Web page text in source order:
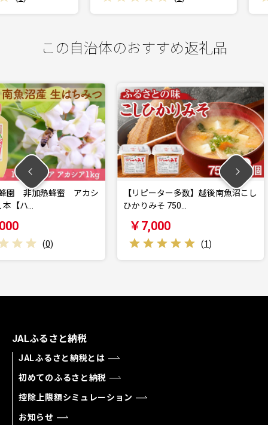
この自治体のおすすめ返礼品
蜜 アカシ
【リピーター多数】越後南魚沼こし
ひかりみそ 750…
(1 )
【JAみな
JALふるさと納税
JALふるさと納税とは
初めてのふるさと納税
控除上限額シミュレーション
お知らせ